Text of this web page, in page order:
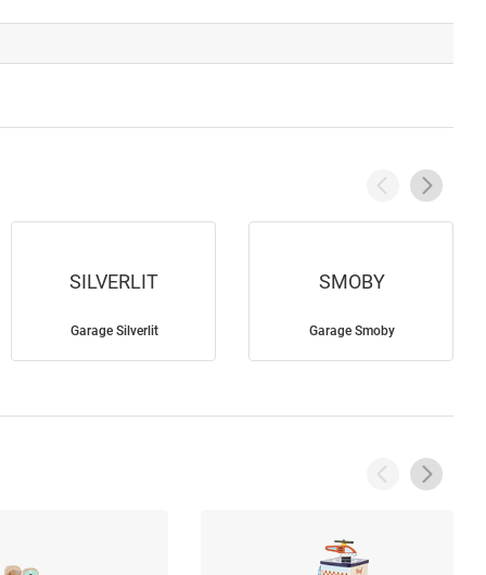
SILVERLIT
Garage Silverlit
SMOBY
Garage Smoby